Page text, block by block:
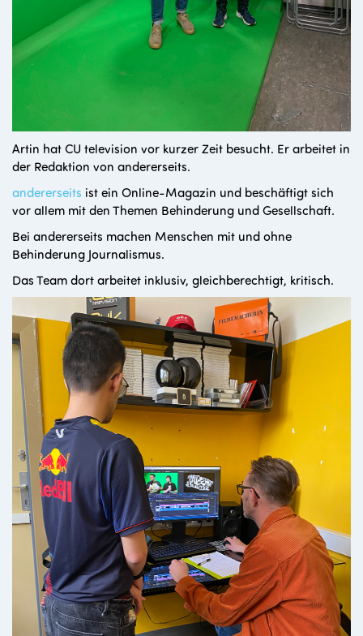
Artin hat CU television vor kurzer Zeit besucht. Erarbeitet in
der Redaktion von andererseits.
andererseits ist ein Online-Magazin und beschäftigt sich
vor allem mit den Themen Behinderung und Gesellschaft.
Bei andererseits machen Menschen mit und ohne
Behinderung Journalismus.
Das Team dort arbeitet inklusiv, gleichberechtigt, kritisch.